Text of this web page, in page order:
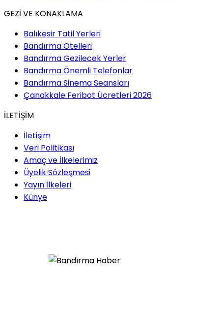
GEZİ VE KONAKLAMA
Balıkesir Tatil Yerleri
Bandırma Otelleri
Bandırma Gezilecek Yerler
Bandırma Önemli Telefonlar
Bandırma Sinema Seansları
Çanakkale Feribot Ücretleri 2026
İLETİŞİM
İletişim
Veri Politikası
Amaç ve İlkelerimiz
Üyelik Sözleşmesi
Yayın İlkeleri
Künye